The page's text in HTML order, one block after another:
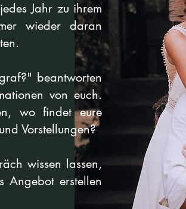
Jahr zu ihrem
wieder daran
beantworten
von euch.
wo findet eure
Vorstellungen?
wissen lassen,
Angebot erstellen